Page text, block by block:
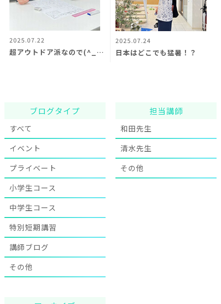
2025.07.22
超アウトドア派なので(^_^;)
2025.07.24
日本はどこでも猛暑！？
ブログタイプ
すべて
イベント
プライベート
小学生コース
中学生コース
特別短期講習
講師ブログ
その他
担当講師
和田先生
清水先生
その他